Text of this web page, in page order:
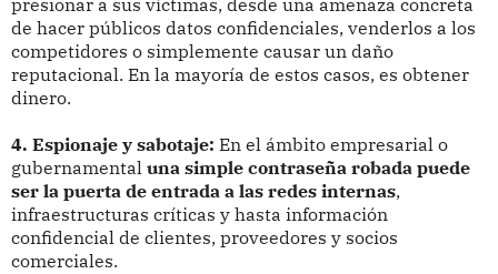
presionar a sus víctimas, desde una amenaza concreta
de hacer públicos datos confidenciales, venderlos a los
competidores o simplemente causar un daño
reputacional. En la mayoría de estos casos, es obtener
dinero.
4. Espionaje y sabotaje: En el ámbito empresarial o
gubernamental una simple contraseña robada puede
ser la puerta de entrada a las redes internas,
infraestructuras críticas y hasta información
confidencial de clientes, proveedores y socios
comerciales.